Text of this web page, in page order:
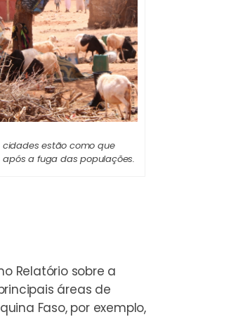
estão como que
a fuga das populações.
Relatório sobre a
áreas de
Faso, por exemplo,